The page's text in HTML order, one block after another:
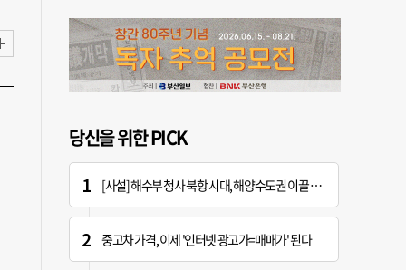
당신을 위한 PICK
[사설] 해수부 청사 북항 시대, 해양수도권 이끌 구심점 돼야
중고차 가격, 이제 '인터넷 광고가=매매가' 된다